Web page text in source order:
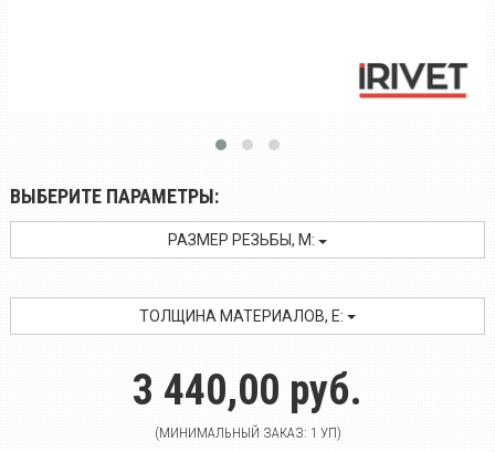
ВЫБЕРИТЕ ПАРАМЕТРЫ:
РАЗМЕР РЕЗЬБЫ, M:
ТОЛЩИНА МАТЕРИАЛОВ, E:
3 440,00 руб.
(МИНИМАЛЬНЫЙ ЗАКАЗ: 1 УП)